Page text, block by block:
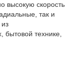
высокую скорость
так и
бытовой технике,